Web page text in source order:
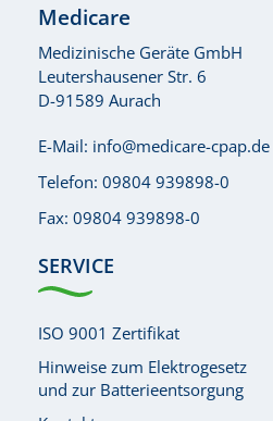
Medicare
Medizinische Geräte GmbH
Leutershausener Str. 6
D-91589 Aurach
E-Mail: info@medicare-cpap.de
Telefon: 09804 939898-0
Fax: 09804 939898-0
SERVICE
ISO 9001 Zertifikat
Hinweise zum Elektrogesetz
und zur Batterieentsorgung